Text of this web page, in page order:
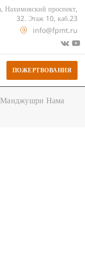
Нахимовский проспект,
32. Этаж 10, каб.23
info@fpmt.ru
ПОЖЕРТВОВАНИЯ
Манджушри Нама